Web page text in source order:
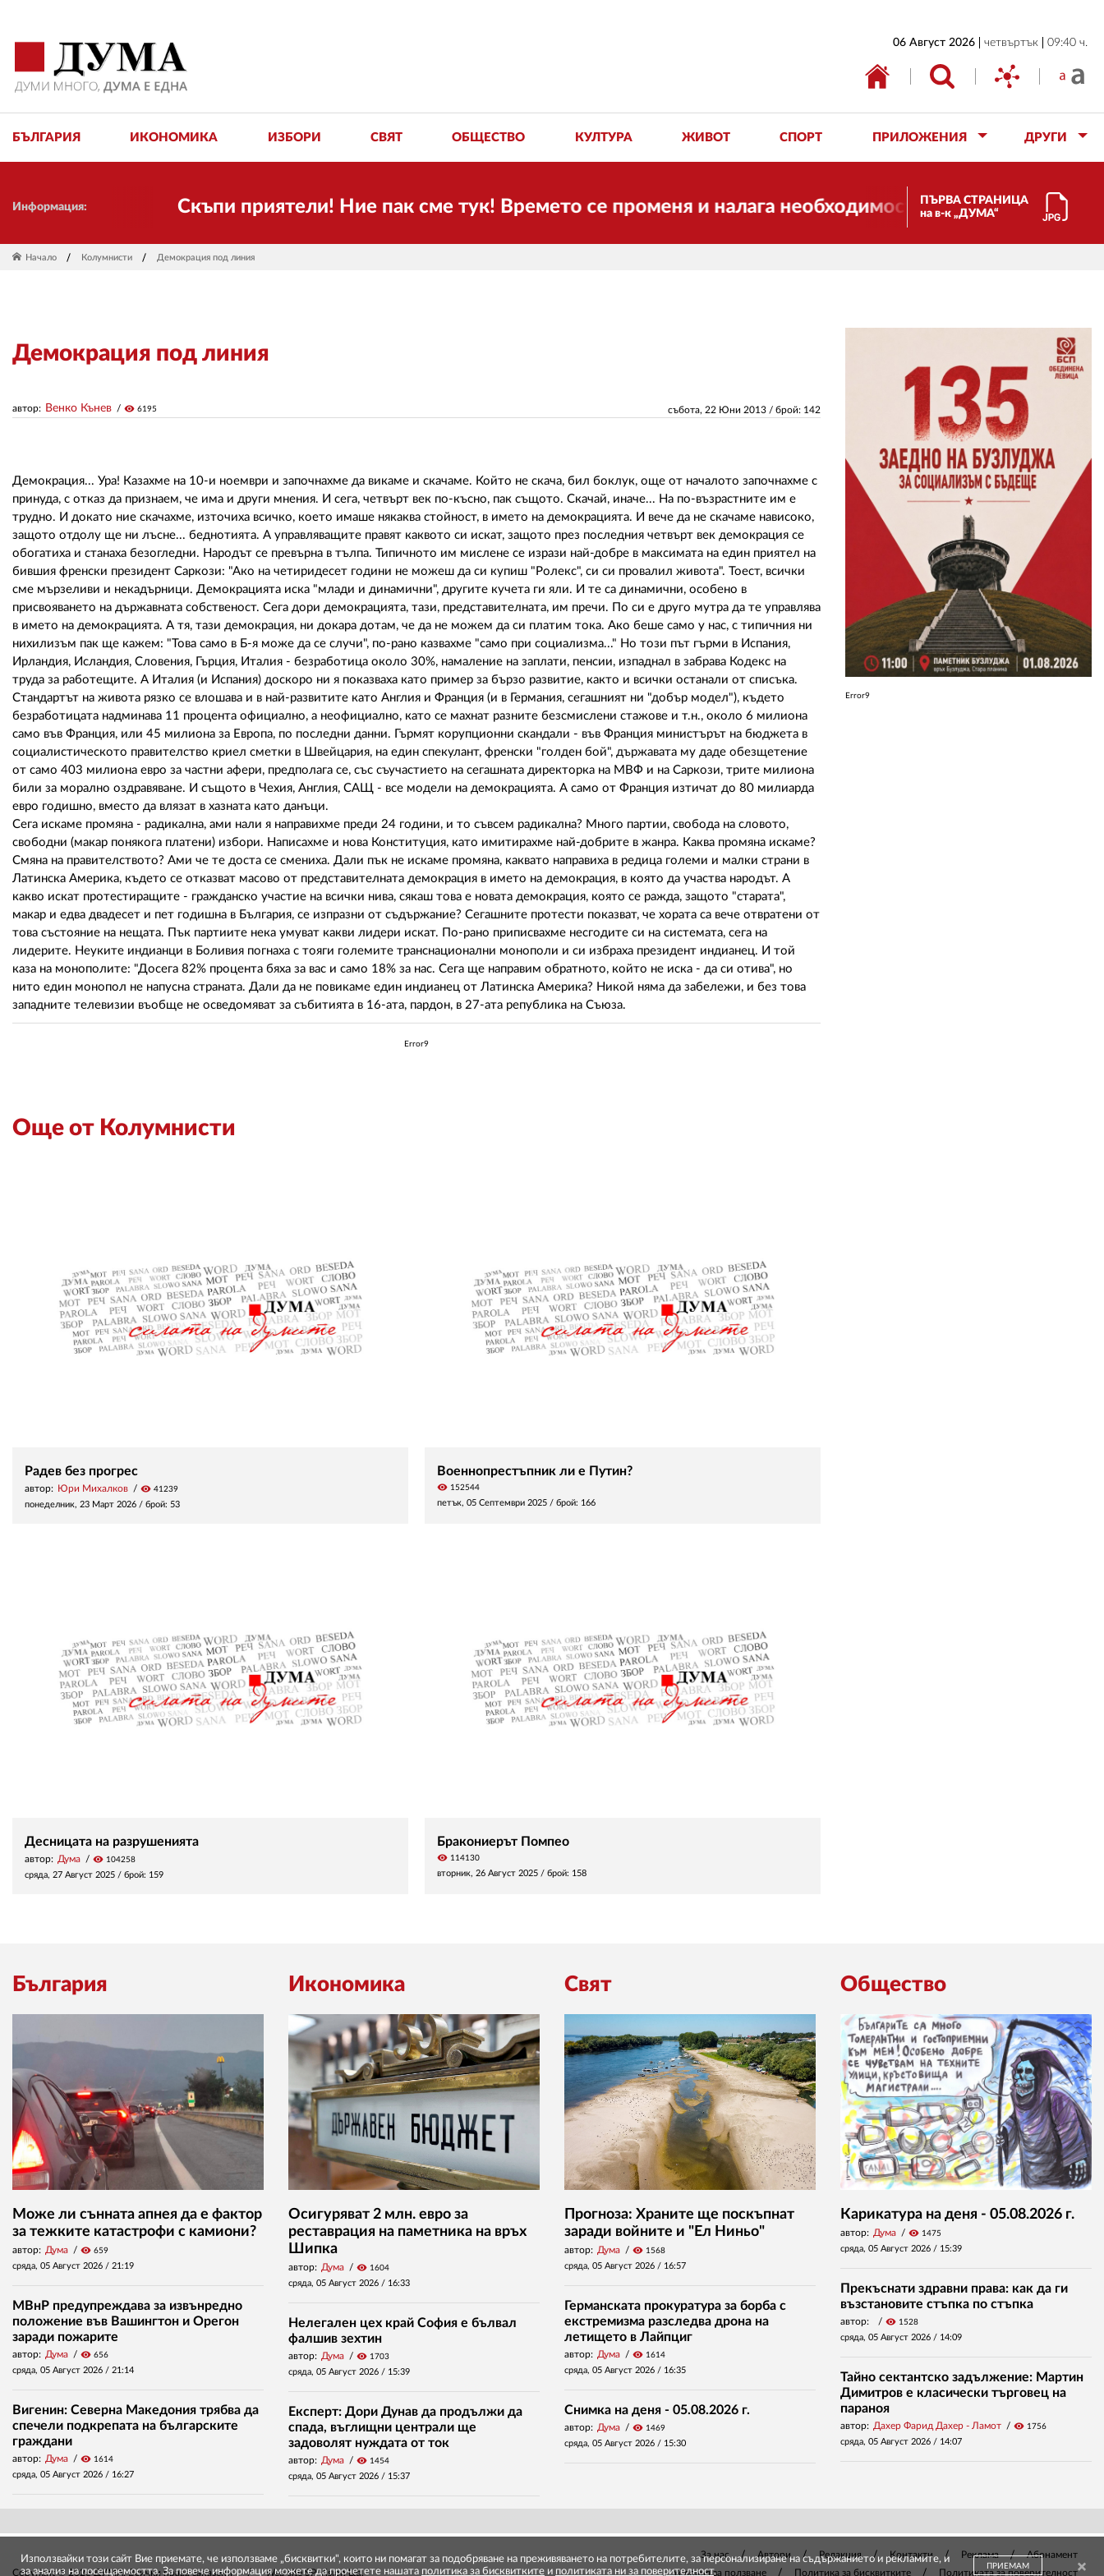
06 Август 2026 четвъртък 09:40 ч.
БЪЛГАРИЯ ИКОНОМИКА ИЗБОРИ СВЯТ ОБЩЕСТВО КУЛТУРА ЖИВОТ СПОРТ ПРИЛОЖЕНИЯ ДРУГИ
Информация: Скъпи приятели! Ние пак сме тук! Времето се променя и налага необходимостта от трансформации.
ПЪРВА СТРАНИЦА
на в-к „ДУМА“
Начало Колумнисти Демокрация под линия
Демокрация под линия
събота, 22 Юни 2013 / брой: 142
автор: Венко Кънев visibility 6195
Демокрация... Ура! Казахме на 10-и ноември и започнахме да викаме и скачаме. Който не скача, бил боклук, още от началото започнахме с
принуда, с отказ да признаем, че има и други мнения. И сега, четвърт век по-късно, пак същото. Скачай, иначе... На по-възрастните им е
трудно. И докато ние скачахме, източиха всичко, което имаше някаква стойност, в името на демокрацията. И вече да не скачаме нависоко,
защото отдолу ще ни лъсне... беднотията. А управляващите правят каквото си искат, защото през последния четвърт век демокрация се
обогатиха и станаха безогледни. Народът се превърна в тълпа. Типичното им мислене се изрази най-добре в максимата на един приятел на
бившия френски президент Саркози: "Ако на четиридесет години не можеш да си купиш "Ролекс", си си провалил живота". Тоест, всички
сме мързеливи и некадърници. Демокрацията иска "млади и динамични", другите кучета ги яли. И те са динамични, особено в
присвояването на държавната собственост. Сега дори демокрацията, тази, представителната, им пречи. По си е друго мутра да те управлява
в името на демокрацията. А тя, тази демокрация, ни докара дотам, че да не можем да си платим тока. Ако беше само у нас, с типичния ни
нихилизъм пак ще кажем: "Това само в Б-я може да се случи", по-рано казвахме "само при социализма..." Но този път гърми в Испания,
Ирландия, Исландия, Словения, Гърция, Италия - безработица около 30%, намаление на заплати, пенсии, изпаднал в забрава Кодекс на
труда за работещите. А Италия (и Испания) доскоро ни я показваха като пример за бързо развитие, както и всички останали от списъка.
Стандартът на живота рязко се влошава и в най-развитите като Англия и Франция (и в Германия, сегашният ни "добър модел"), където
безработицата надминава 11 процента официално, а неофициално, като се махнат разните безсмислени стажове и т.н., около 6 милиона
само във Франция, или 45 милиона за Европа, по последни данни. Гърмят корупционни скандали - във Франция министърът на бюджета в
социалистическото правителство криел сметки в Швейцария, на един спекулант, френски "голден бой", държавата му даде обезщетение
от само 403 милиона евро за частни афери, предполага се, със съучастието на сегашната директорка на МВФ и на Саркози, трите милиона
били за морално оздравяване. И същото в Чехия, Англия, САЩ - все модели на демокрацията. А само от Франция изтичат до 80 милиарда
евро годишно, вместо да влязат в хазната като данъци.
Сега искаме промяна - радикална, ами нали я направихме преди 24 години, и то съвсем радикална? Много партии, свобода на словото,
свободни (макар понякога платени) избори. Написахме и нова Конституция, като имитирахме най-добрите в жанра. Каква промяна искаме?
Смяна на правителството? Ами че те доста се смениха. Дали пък не искаме промяна, каквато направиха в редица големи и малки страни в
Латинска Америка, където се отказват масово от представителната демокрация в името на демокрация, в която да участва народът. А
какво искат протестиращите - гражданско участие на всички нива, сякаш това е новата демокрация, която се ражда, защото "старата",
макар и едва двадесет и пет годишна в България, се изпразни от съдържание? Сегашните протести показват, че хората са вече отвратени от
това състояние на нещата. Пък партиите нека умуват какви лидери искат. По-рано приписвахме несгодите си на системата, сега на
лидерите. Неуките индианци в Боливия погнаха с тояги големите транснационални монополи и си избраха президент индианец. И той
каза на монополите: "Досега 82% процента бяха за вас и само 18% за нас. Сега ще направим обратното, който не иска - да си отива", но
нито един монопол не напусна страната. Дали да не повикаме един индианец от Латинска Америка? Никой няма да забележи, и без това
западните телевизии въобще не осведомяват за събитията в 16-ата, пардон, в 27-ата република на Съюза.
Error9
Още от Колумнисти
Радев без прогрес
автор: Юри Михалков visibility 41239
понеделник, 23 Март 2026 / брой: 53
Военнопрестъпник ли е Путин?
visibility 152544
петък, 05 Септември 2025 / брой: 166
Десницата на разрушенията
автор: Дума visibility 104258
сряда, 27 Август 2025 / брой: 159
Бракониерът Помпео
visibility 114130
вторник, 26 Август 2025 / брой: 158
Error9
България
Може ли сънната апнея да е фактор
за тежките катастрофи с камиони?
автор: Дума visibility 659
сряда, 05 Август 2026 / 21:19
МВнР предупреждава за извънредно
положение във Вашингтон и Орегон
заради пожарите
автор: Дума visibility 656
сряда, 05 Август 2026 / 21:14
Вигенин: Северна Македония трябва да
спечели подкрепата на българските
граждани
автор: Дума visibility 1614
сряда, 05 Август 2026 / 16:27
Икономика
Осигуряват 2 млн. евро за
реставрация на паметника на връх
Шипка
автор: Дума visibility 1604
сряда, 05 Август 2026 / 16:33
Нелегален цех край София е бълвал
фалшив зехтин
автор: Дума visibility 1703
сряда, 05 Август 2026 / 15:39
Експерт: Дори Дунав да продължи да
спада, въглищни централи ще
задоволят нуждата от ток
автор: Дума visibility 1454
сряда, 05 Август 2026 / 15:37
Свят
Прогноза: Храните ще поскъпнат
заради войните и "Ел Ниньо"
автор: Дума visibility 1568
сряда, 05 Август 2026 / 16:57
Германската прокуратура за борба с
екстремизма разследва дрона на
летището в Лайпциг
автор: Дума visibility 1614
сряда, 05 Август 2026 / 16:35
Снимка на деня - 05.08.2026 г.
автор: Дума visibility 1469
сряда, 05 Август 2026 / 15:30
Общество
Карикатура на деня - 05.08.2026 г.
автор: Дума visibility 1475
сряда, 05 Август 2026 / 15:39
Прекъснати здравни права: как да ги
възстановите стъпка по стъпка
автор: visibility 1528
сряда, 05 Август 2026 / 14:09
Тайно сектантско задължение: Мартин
Димитров е класически търговец на
параноя
автор: Дахер Фарид Дахер - Ламот visibility 1756
сряда, 05 Август 2026 / 14:07
За нас Автори Редакция Контакти Реклама
Абонамент
Условия за ползване
Политика за бисквитките Политиката за поверителност
Copyright © 2026 ДУМА. Всички права запазени Web siteSP Vision Ltd.
ИКОНОМИКА
ОБЩЕСТВО
АВТОРИ
РЕДАКЦИЯ
РЕКЛАМА
АБОНАМЕНТ
УСЛОВИЯ ЗА ПОЛЗВАНЕ
ПОЛИТИКА ЗА БИСКВИТКИТЕ
ПОЛИТИКАТА ЗА
Използвайки този сайт Вие приемате, че използваме „бисквитки", които ни помагат за подобряване на преживяването на потребителите, за персонализиране на съдържанието и рекламите, и
за анализ на посещаемостта. За повече информация можете да прочетете нашата политика за бисквитките и политиката ни за поверителност. ПРИЕМАМ